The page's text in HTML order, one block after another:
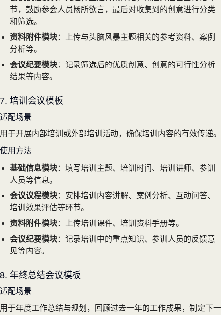
节，鼓励参会人员畅所欲言，最后对收集到的创意进行分类
和筛选。
资料附件模块：上传与头脑风暴主题相关的参考资料、案例
分析等。
会议纪要模块：记录筛选后的优质创意、创意的可行性分析
结果等内容。
7. 培训会议模板
适配场景
用于开展内部培训或外部培训活动，确保培训内容的有效传递。
使用方法
基础信息模块：填写培训主题、培训时间、培训讲师、参训
人员等信息。
会议议程模块：安排培训内容讲解、案例分析、互动问答、
培训效果评估等环节。
资料附件模块：上传培训课件、培训资料手册等。
会议纪要模块：记录培训中的重点知识、参训人员的反馈意
见等内容。
8. 年终总结会议模板
适配场景
用于年度工作总结与规划，回顾过去一年的工作成果，制定下一